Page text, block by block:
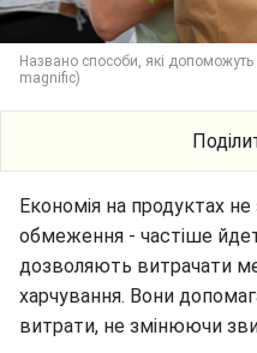
Названо способи, які
magnific)
Економія на продуктах
обмеження - частіше
дозволяють витрачати
харчування. Вони
витрати, не змінюючи